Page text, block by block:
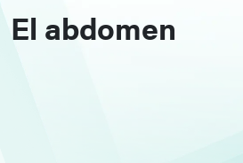
El abdomen